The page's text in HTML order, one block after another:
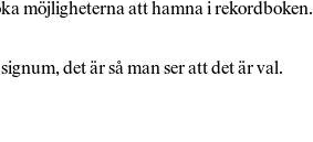
möjligheterna att hamna i rekordboken.
det är så man ser att det är val.